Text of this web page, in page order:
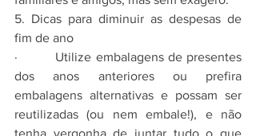
5. Dicas para diminuir as despesas de
fim de ano
·         Utilize embalagens de presentes
dos anos anteriores ou prefira
embalagens alternativas e possam ser
reutilizadas (ou nem embale!), e não